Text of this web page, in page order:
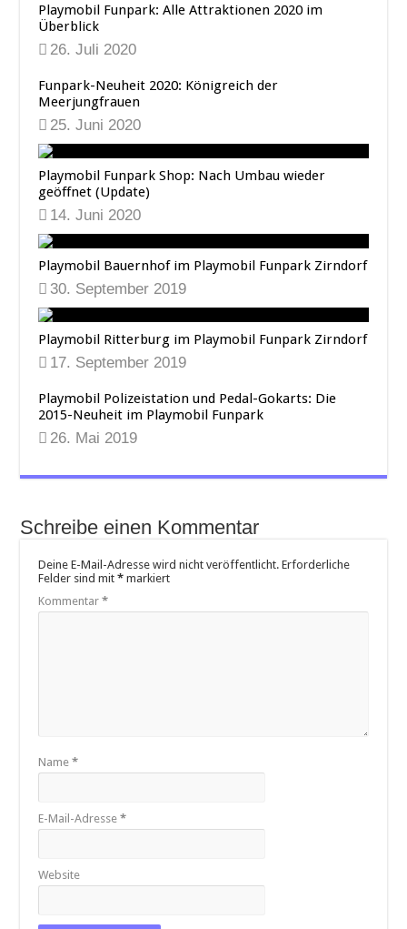
Playmobil Funpark: Alle Attraktionen 2020 im
Überblick
26. Juli 2020
Funpark-Neuheit 2020: Königreich der
Meerjungfrauen
25. Juni 2020
Playmobil Funpark Shop: Nach Umbau wieder
geöffnet (Update)
14. Juni 2020
Playmobil Bauernhof im Playmobil Funpark Zirndorf
30. September 2019
Playmobil Ritterburg im Playmobil Funpark Zirndorf
17. September 2019
Playmobil Polizeistation und Pedal-Gokarts: Die
2015-Neuheit im Playmobil Funpark
26. Mai 2019
Schreibe einen Kommentar
Deine E-Mail-Adresse wird nicht veröffentlicht. Erforderliche
Felder sind mit* markiert
Kommentar*
Name*
E-Mail-Adresse*
Website